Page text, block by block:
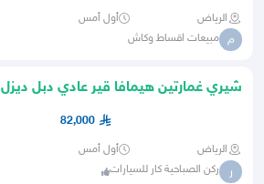
الرياض أول أمس
م مبيعات اقساط وكاش
شيري غمارتين هيمافا قير عادي دبل ديزل
82,000
الرياض أول أمس
ر ركن الصباحية كار للسيارات